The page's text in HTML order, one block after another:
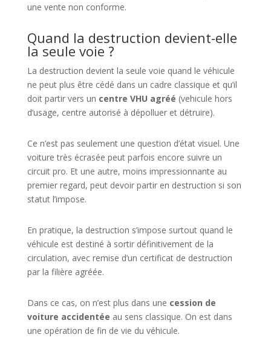
une vente non conforme.
Quand la destruction devient-elle
la seule voie ?
La destruction devient la seule voie quand le véhicule
ne peut plus être cédé dans un cadre classique et qu’il
doit partir vers un centre VHU agréé (vehicule hors
d’usage, centre autorisé à dépolluer et détruire).
Ce n’est pas seulement une question d’état visuel. Une
voiture très écrasée peut parfois encore suivre un
circuit pro. Et une autre, moins impressionnante au
premier regard, peut devoir partir en destruction si son
statut l’impose.
En pratique, la destruction s’impose surtout quand le
véhicule est destiné à sortir définitivement de la
circulation, avec remise d’un certificat de destruction
par la filière agréée.
Dans ce cas, on n’est plus dans une cession de
voiture accidentée au sens classique. On est dans
une opération de fin de vie du véhicule.